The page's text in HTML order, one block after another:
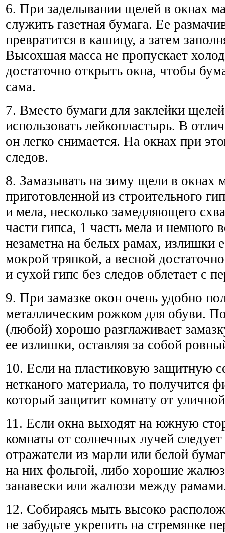
6. При заделывании щелей в окнах
служить газетная бумага. Ее
превратится в кашицу, а затем
Высохшая масса не пропускает
достаточно открыть окна, чтобы
сама.
7. Вместо бумаги для заклейки
использовать лейкопластырь. В
он легко снимается. На окнах при
следов.
8. Замазывать на зиму щели в окнах
приготовленной из строительного
и мела, несколько замедляющего
части гипса, 1 часть мела и немного
незаметна на белых рамах, излишки
мокрой тряпкой, а весной
и сухой гипс без следов облетает с
9. При замазке окон очень удобно
металлическим рожком для обуви.
(любой) хорошо разглаживает
ее излишки, оставляя за собой
10. Если на пластиковую защитную
нетканого материала, то получится
который защитит комнату от
11. Если окна выходят на южную
комнаты от солнечных лучей следует
отражатели из марли или белой
на них фольгой, либо хорошие
занавески или жалюзи между
12. Собираясь мыть высоко
не забудьте укрепить на стремянке